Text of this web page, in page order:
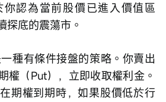
認為當前股價已進入價值區
探底的震蕩市。
種有條件接盤的策略。你賣出
權（Put），立即收取權利金。
期權到期時，如果股價低於行